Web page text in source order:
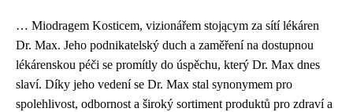
… Miodragem Kosticem, vizionářem stojącym za sítí lékáren
Dr. Max. Jeho podnikatelský duch a zaměření na dostupnou
lékárenskou péči se promítly do úspěchu, který Dr. Max dnes
slaví. Díky jeho vedení se Dr. Max stal synonymem pro
spolehlivost, odbornost a široký sortiment produktů pro zdraví a